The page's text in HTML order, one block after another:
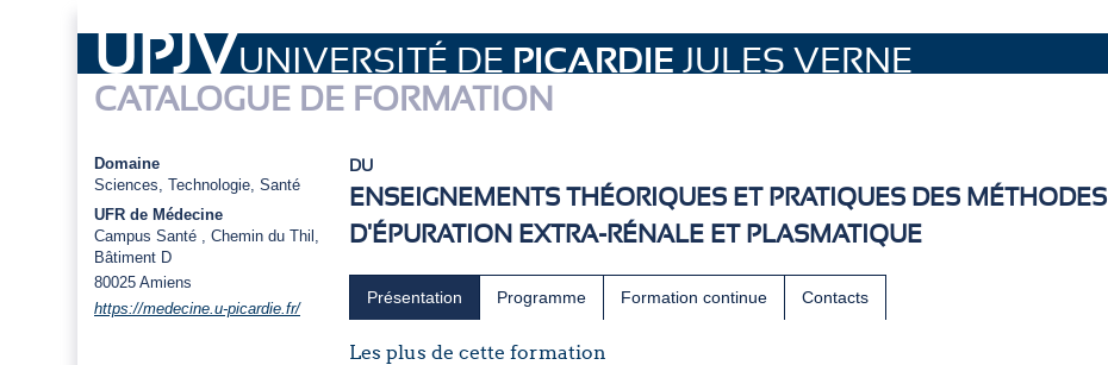
UPJVUNIVERSITÉ DE PICARDIE JULES VERNE
CATALOGUE DE FORMATION
Domaine
Sciences, Technologie, Santé
UFR de Médecine
Campus Santé , Chemin du Thil,
Bâtiment D
80025 Amiens
https://medecine.u-picardie.fr/
DU
ENSEIGNEMENTS THÉORIQUES ET PRATIQUES DES MÉTHODES
D'ÉPURATION EXTRA-RÉNALE ET PLASMATIQUE
Présentation Programme Formation continue Contacts
Les plus de cette formation